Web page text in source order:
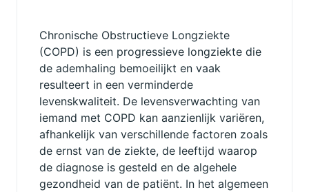
Chronische Obstructieve Longziekte
(COPD) is een progressieve longziekte die
de ademhaling bemoeilijkt en vaak
resulteert in een verminderde
levenskwaliteit. De levensverwachting van
iemand met COPD kan aanzienlijk variëren,
afhankelijk van verschillende factoren zoals
de ernst van de ziekte, de leeftijd waarop
de diagnose is gesteld en de algehele
gezondheid van de patiënt. In het algemeen